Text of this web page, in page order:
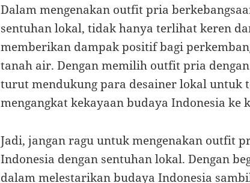
Dalam mengenakan outfit pria
sentuhan lokal, tidak hanya terlihat keren
memberikan dampak positif bagi
tanah air. Dengan memilih outfit pria
turut mendukung para desainer lokal untuk
mengangkat kekayaan budaya Indonesia ke
Jadi, jangan ragu untuk mengenakan outfit
Indonesia dengan sentuhan lokal. Dengan
dalam melestarikan budaya Indonesia